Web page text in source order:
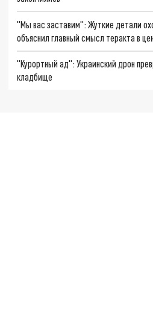
"Мы вас заставим": Жуткие детали
объяснил главный смысл теракта в
"Курортный ад": Украинский дрон
кладбище